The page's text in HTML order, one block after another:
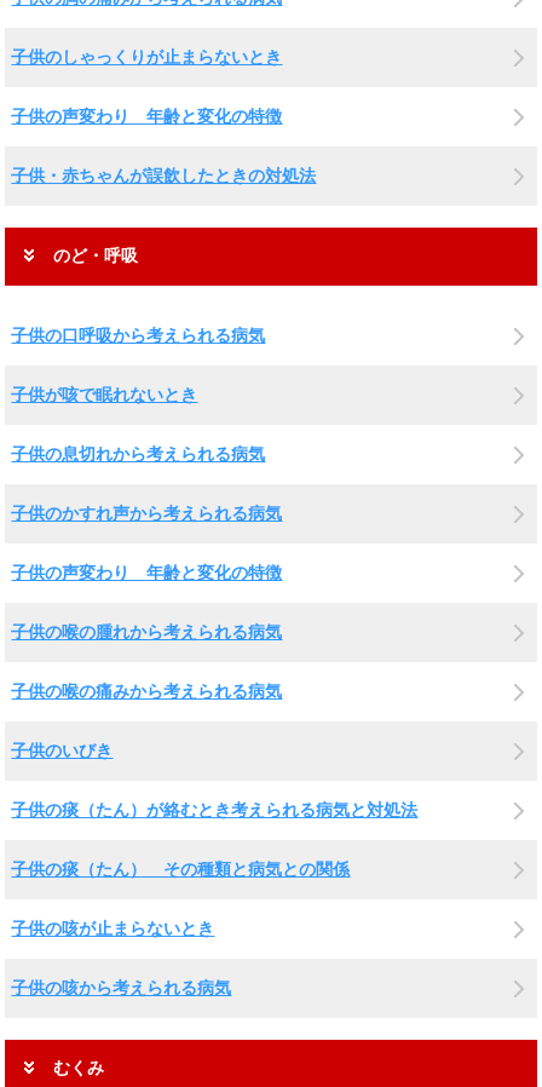
子供のしゃっくりが止まらないとき
子供の声変わり 年齢と変化の特徴
子供・赤ちゃんが誤飲したときの対処法
のど・呼吸
子供の口呼吸から考えられる病気
子供が咳で眠れないとき
子供の息切れから考えられる病気
子供のかすれ声から考えられる病気
子供の声変わり 年齢と変化の特徴
子供の喉の腫れから考えられる病気
子供の喉の痛みから考えられる病気
子供のいびき
子供の痰（たん）が絡むとき考えられる病気と対処法
子供の痰（たん） その種類と病気との関係
子供の咳が止まらないとき
子供の咳から考えられる病気
むくみ